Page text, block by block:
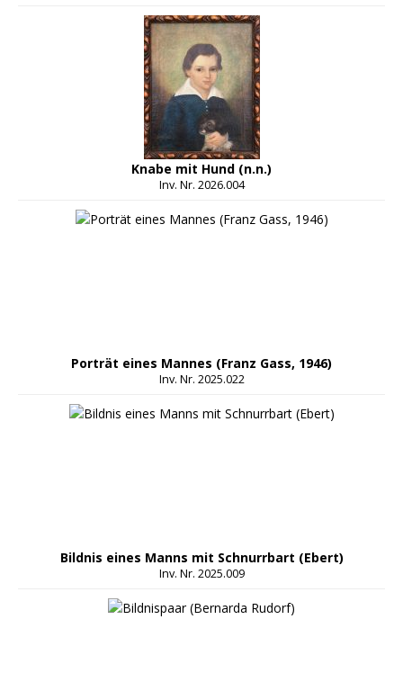
Knabe mit Hund (n.n.)
Inv. Nr. 2026.004
Porträt eines Mannes (Franz Gass, 1946)
Inv. Nr. 2025.022
Bildnis eines Manns mit Schnurrbart (Ebert)
Inv. Nr. 2025.009